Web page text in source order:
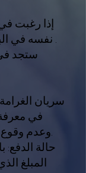
إذا رغبت
نسخة من UVB نفسه في البوابة .
ستجد في
سريان
في
وعدم وقوع أخطاء في إصدارها.
حالة الدفع:
المبلغ